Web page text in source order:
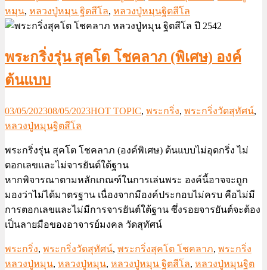
หมุน, หลวงปู่หมุน ฐิตสีโล, หลวงปู่หมุนฐิตสีโล
พระกริ่งรุ่น สุคโต โชคลาภ (พิเศษ) องค์
ต้นแบบ
03/05/202308/05/2023HOT TOPIC, พระกริ่ง, พระกริ่งวัดสุทัศน์,
หลวงปู่หมุนฐิตสีโล
พระกริ่งรุ่น สุคโต โชคลาภ (องค์พิเศษ) ต้นแบบไม่อุดกริ่ง ไม่
ตอกเลขและไม่จารยันต์ใต้ฐาน
หากพิจารณาตามหลักเกณฑ์ในการเล่นพระ องค์นี้อาจจะถูก
มองว่าไม่ได้มาตรฐาน เนื่องจากมีองค์ประกอบไม่ครบ คือไม่มี
การตอกเลขและไม่มีการจารยันต์ใต้ฐาน ซึ่งรอยจารยันต์จะต้อง
เป็นลายมือของอาจารย์มงคล วัดสุทัศน์
พระกริ่ง, พระกริ่งวัดสุทัศน์, พระกริ่งสุคโต โชคลาภ, พระกริ่ง
หลวงปู่หมุน, หลวงปู่หมุน, หลวงปู่หมุน ฐิตสีโล, หลวงปู่หมุนฐิต